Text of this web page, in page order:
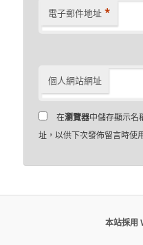
電子郵件地址 *
個人網站網址
在瀏覽器中儲存顯示名
址，以供下次發佈留言時使
本站採用